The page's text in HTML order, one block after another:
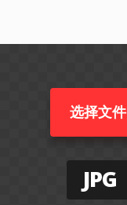
选择文件
JPG